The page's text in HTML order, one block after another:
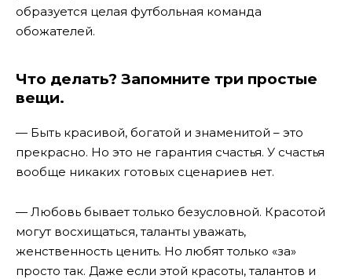
образуется целая футбольная команда
обожателей.
Что делать? Запомните три простые
вещи.
— Быть красивой, богатой и знаменитой – это
прекрасно. Но это не гарантия счастья. У счастья
вообще никаких готовых сценариев нет.
— Любовь бывает только безусловной. Красотой
могут восхищаться, таланты уважать,
женственность ценить. Но любят только «за»
просто так. Даже если этой красоты, талантов и